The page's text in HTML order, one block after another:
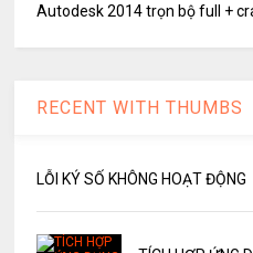
Autodesk 2014 trọn bộ full +
RECENT WITH THUMBS
LỖI KÝ SỐ KHÔNG HOẠT ĐỘNG